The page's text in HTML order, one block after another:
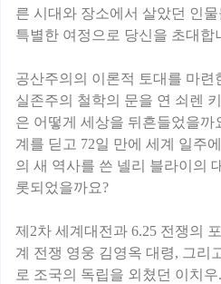
른 시대와 장소에서 살았던 인
특별한 여정으로 당신을 초대합
공산주의의 이론적 토대를 마
실존주의 철학의 문을 연 쇠렌
은 어떻게 세상을 뒤흔들었을까
계를 딛고 72일 만에 세계 일주
의 새 역사를 쓴 넬리 블라이의
롯되었을까요?
제2차 세계대전과 6.25 전쟁의
계 전쟁 영웅 김영옥 대령, 그리
로 조국의 독립을 외쳤던 이치